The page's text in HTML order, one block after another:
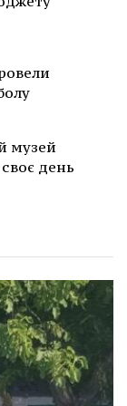
музей
день